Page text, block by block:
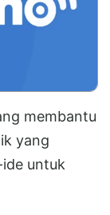
membantu
yang
untuk